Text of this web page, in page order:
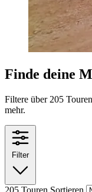
Finde deine
Filtere über 205
mehr.
Filter
205 Touren Sortieren